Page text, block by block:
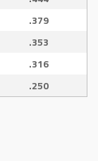
.379
.353
.316
.250